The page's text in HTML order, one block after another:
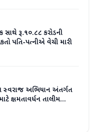
રૂ.૧૦.૮૮ કરોડની
પતિ-પત્નીએ વેચી મારી
સ્વરાજ અભિયાન અંતર્ગત
ક્ષમતાવર્ધન તાલીમ